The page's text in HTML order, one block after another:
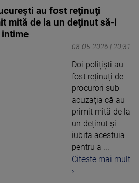
au fost reţinuţi
mită de la un deţinut să-i
08-05-2026 | 20:31
Doi polițiști au
fost reținuți de
procurori sub
acuzația că au
primit mită de la
un deținut și
iubita acestuia
pentru a ...
Citeste mai mult
›